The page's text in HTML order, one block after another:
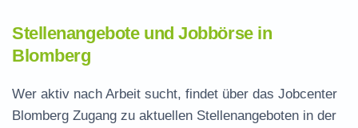
Stellenangebote und Jobbörse in
Blomberg
Wer aktiv nach Arbeit sucht, findet über das Jobcenter
Blomberg Zugang zu aktuellen Stellenangeboten in der